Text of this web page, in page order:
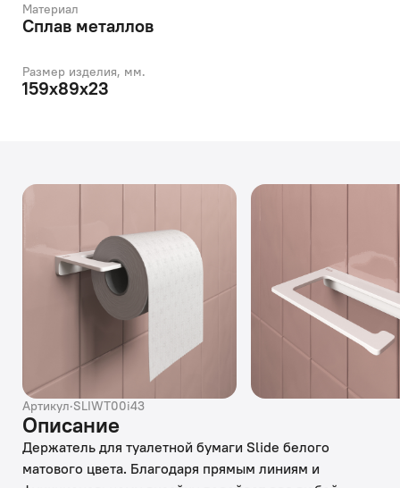
Материал
Сплав металлов
Размер изделия, мм.
159х89х23
Артикул·SLIWT00i43
Описание
Держатель для туалетной бумаги Slide белого
матового цвета. Благодаря прямым линиям и